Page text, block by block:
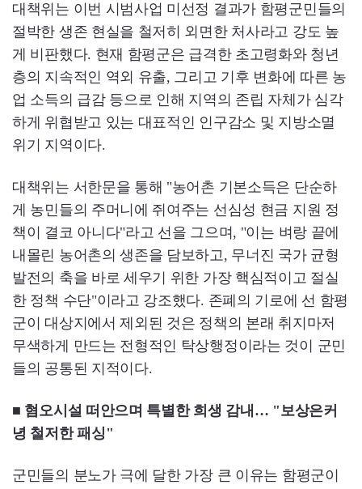
대책위는 이번 시범사업 미선정 결과가 함평군민들의
절박한 생존 현실을 철저히 외면한 처사라고 강도 높
게 비판했다. 현재 함평군은 급격한 초고령화와 청년
층의 지속적인 역외 유출, 그리고 기후 변화에 따른 농
업 소득의 급감 등으로 인해 지역의 존립 자체가 심각
하게 위협받고 있는 대표적인 인구감소 및 지방소멸
위기 지역이다.
대책위는 서한문을 통해 "농어촌 기본소득은 단순하
게 농민들의 주머니에 쥐여주는 선심성 현금 지원 정
책이 결코 아니다"라고 선을 그으며, "이는 벼랑 끝에
내몰린 농어촌의 생존을 담보하고, 무너진 국가 균형
발전의 축을 바로 세우기 위한 가장 핵심적이고 절실
한 정책 수단"이라고 강조했다. 존폐의 기로에 선 함평
군이 대상지에서 제외된 것은 정책의 본래 취지마저
무색하게 만드는 전형적인 탁상행정이라는 것이 군민
들의 공통된 지적이다.
■ 혐오시설 떠안으며 특별한 희생 감내… "보상은커
녕 철저한 패싱"
군민들의 분노가 극에 달한 가장 큰 이유는 함평군이